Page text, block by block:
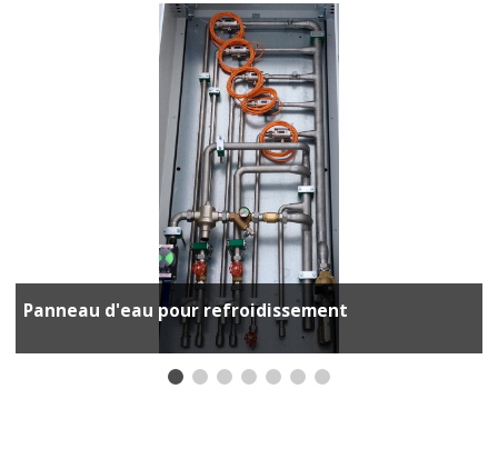
Panneau d'eau pour refroidissement